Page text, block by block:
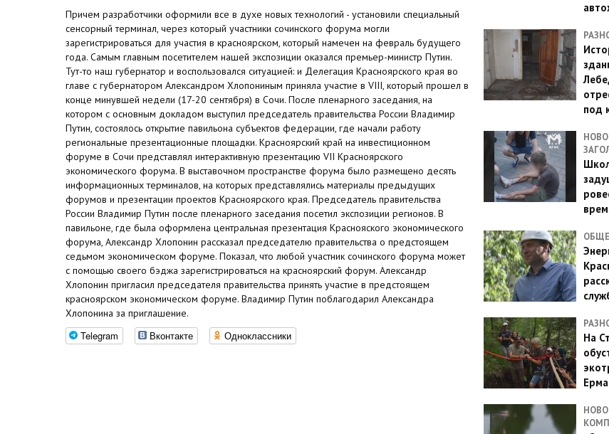
Причем разработчики оформили все в духе новых технологий - установили специальный
сенсорный терминал, через который участники сочинского форума могли
зарегистрироваться для участия в красноярском, который намечен на февраль будущего
года. Самым главным посетителем нашей экспозиции оказался премьер-министр Путин.
Тут-то наш губернатор и воспользовался ситуацией: и Делегация Красноярского края во
главе с губернатором Александром Хлопониным приняла участие в VIII, который прошел в
конце минувшей недели (17-20 сентября) в Сочи. После пленарного заседания, на
котором с основным докладом выступил председатель правительства России Владимир
Путин, состоялось открытие павильона субъектов федерации, где начали работу
региональные презентационные площадки. Красноярский край на инвестиционном
форуме в Сочи представлял интерактивную презентацию VII Красноярского
экономического форума. В выставочном пространстве форума было размещено десять
информационных терминалов, на которых представлялись материалы предыдущих
форумов и презентации проектов Красноярского края. Председатель правительства
России Владимир Путин после пленарного заседания посетил экспозиции регионов. В
павильоне, где была оформлена центральная презентация Краснояского экономического
форума, Александр Хлопонин рассказал председателю правительства о предстоящем
седьмом экономическом форуме. Показал, что любой участник сочинского форума может
с помощью своего бэджа зарегистрироваться на красноярский форум. Александр
Хлопонин пригласил председателя правительства принять участие в предстоящем
красноярском экономическом форуме. Владимир Путин поблагодарил Александра
Хлопонина за приглашение.
Telegram Вконтакте Одноклассники
под
На